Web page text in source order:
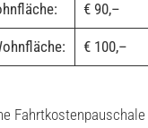
€ 90,–
€ 100,–